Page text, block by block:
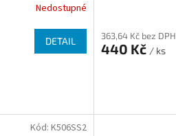
Nedostupné
DETAIL 363,64 Kč bez DPH
440 Kč / ks
Kód: K506SS2